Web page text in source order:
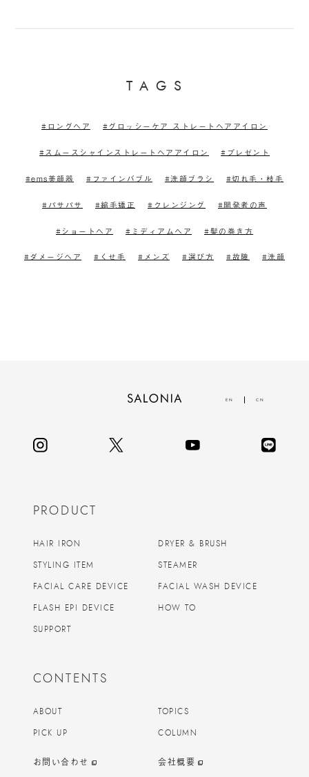
T A G S
ロングヘア グロッシーケア ストレートヘアアイロン
スムースシャインストレートヘアアイロン プレゼント
ems美顔器 ファインバブル 洗顔ブラシ 切れ毛・枝毛
パサパサ 縮毛矯正 クレンジング 開発者の声
ショートヘア ミディアムヘア 髪の巻き方
ダメージヘア くせ毛 メンズ 選び方 故障 洗顔
EN CN
PRODUCT
HAIR IRON DRYER & BRUSH
STYLING ITEM STEAMER
FACIAL CARE DEVICE FACIAL WASH DEVICE
FLASH EPI DEVICE
SUPPORT
HOW TO
CONTENTS
ABOUT TOPICS
PICK UP COLUMN
会社概要
お問い合わせ